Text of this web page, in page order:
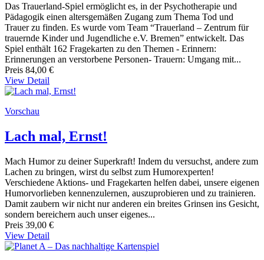
Das Trauerland-Spiel ermöglicht es, in der Psychotherapie und
Pädagogik einen altersgemäßen Zugang zum Thema Tod und
Trauer zu finden. Es wurde vom Team “Trauerland – Zentrum für
trauernde Kinder und Jugendliche e.V. Bremen” entwickelt. Das
Spiel enthält 162 Fragekarten zu den Themen - Erinnern:
Erinnerungen an verstorbene Personen- Trauern: Umgang mit...
Preis 84,00 €
View Detail
Vorschau
Lach mal, Ernst!
Mach Humor zu deiner Superkraft! Indem du versuchst, andere zum
Lachen zu bringen, wirst du selbst zum Humorexperten!
Verschiedene Aktions- und Fragekarten helfen dabei, unsere eigenen
Humorvorlieben kennenzulernen, auszuprobieren und zu trainieren.
Damit zaubern wir nicht nur anderen ein breites Grinsen ins Gesicht,
sondern bereichern auch unser eigenes...
Preis 39,00 €
View Detail